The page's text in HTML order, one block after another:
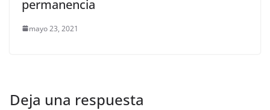
permanencia
mayo 23, 2021
Deja una respuesta